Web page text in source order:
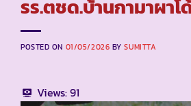
รร.ตชด.บ้านกามาผาโ
POSTED ON 01/05/2026 BYSUMITTA
Views:91